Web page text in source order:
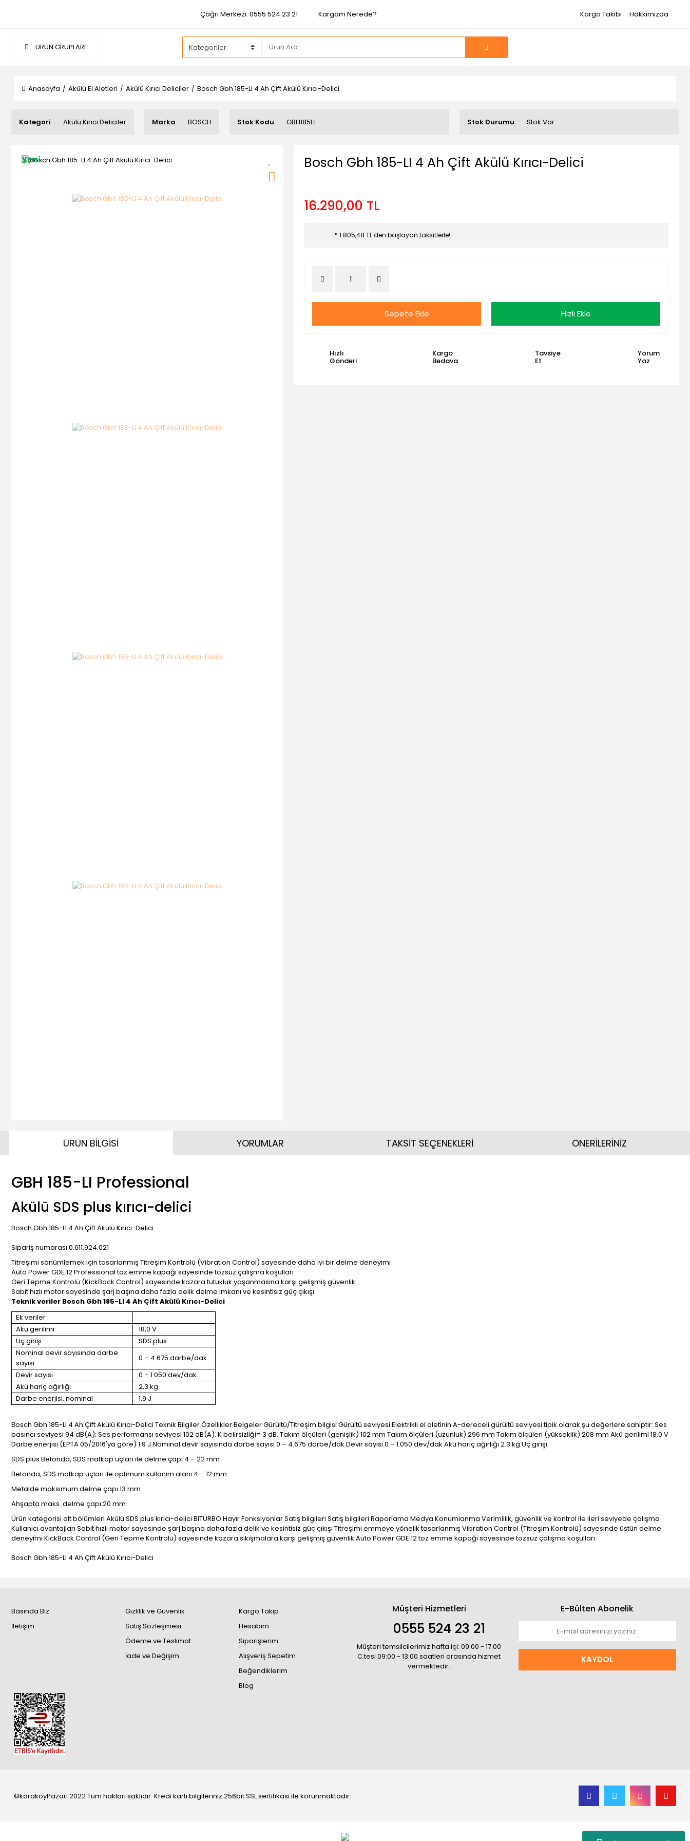
Çağrı Merkezi: 0555 524 23 21 Kargom Nerede? Kargo Takibi Hakkımızda
ÜRÜN GRUPLARI
Anasayfa Akülü El Aletleri Akülü Kırıcı Deliciler Bosch Gbh 185-LI 4 Ah Çift Akülü Kırıcı-Delici
Kategori Akülü Kırıcı Deliciler Marka BOSCH Stok Kodu GBH185Lİ Stok Durumu Stok Var
Yeni Bosch Gbh 185-LI 4 Ah Çift Akülü Kırıcı-Delici
16.290,00 TL
* 1.805,48 TL den başlayan taksitlerle!
Sepete Ekle Hızlı Ekle
Hızlı
Gönderi
Kargo
Bedava
Tavsiye
Et
Yorum
Yaz
ÜRÜN BİLGİSİ
GBH 185-LI Professional
Akülü SDS plus kırıcı-delici
Bosch Gbh 185-LI 4 Ah Çift Akülü Kırıcı-Delici
Sipariş numarası 0.611.924.021
Titreşimi sönümlemek için tasarlanmış Titreşim Kontrolü (Vibration Control) sayesinde daha iyi bir delme deneyimi
Auto Power GDE 12 Professional toz emme kapağı sayesinde tozsuz çalışma koşulları
Geri Tepme Kontrolü (KickBack Control) sayesinde kazara tutukluk yaşanmasına karşı gelişmiş güvenlik
Sabit hızlı motor sayesinde şarj başına daha fazla delik delme imkanı ve kesintisiz güç çıkışı
Teknik veriler Bosch Gbh 185-LI 4 Ah Çift Akülü Kırıcı-Delici
Ek veriler
Akü gerilimi
18,0 V
Uç girişi
SDS plus
Nominal devir sayısında darbe
sayısı
0 – 4.675 darbe/dak
Devir sayısı
0 – 1.050 dev/dak
Akü hariç ağırlığı
2,3 kg
Darbe enerjisi, nominal
1,9 J
Bosch Gbh 185-LI 4 Ah Çift Akülü Kırıcı-Delici Teknik Bilgiler Özellikler Belgeler Gürültü/Titreşim bilgisi Gürültü seviyesi Elektrikli el aletinin A-dereceli gürültü seviyesi tipik olarak şu değerlere sahiptir: Ses
basıncı seviyesi 94 dB(A); Ses performansı seviyesi 102 dB(A). K belirsizliği= 3 dB. Takım ölçüleri (genişlik) 102 mm Takım ölçüleri (uzunluk) 296 mm Takım ölçüleri (yükseklik) 208 mm Akü gerilimi 18,0 V
Darbe enerjisi (EPTA 05/2016'ya göre) 1.9 J Nominal devir sayısında darbe sayısı 0 – 4.675 darbe/dak Devir sayısı 0 – 1.050 dev/dak Akü hariç ağırlığı 2.3 kg Uç girişi
SDS plus Betonda, SDS matkap uçları ile delme çapı 4 – 22 mm
Betonda, SDS matkap uçları ile optimum kullanım alanı 4 – 12 mm
Metalde maksimum delme çapı 13 mm
Ahşapta maks. delme çapı 20 mm
Ürün kategorisi alt bölümleri Akülü SDS plus kırıcı-delici BITURBO Hayır Fonksiyonlar Satış bilgileri Satış bilgileri Raporlama Medya Konumlanma Verimlilik, güvenlik ve kontrol ile ileri seviyede çalışma
Kullanıcı avantajları Sabit hızlı motor sayesinde şarj başına daha fazla delik ve kesintisiz güç çıkışı Titreşimi emmeye yönelik tasarlanmış Vibration Control (Titreşim Kontrolü) sayesinde üstün delme
deneyimi KickBack Control (Geri Tepme Kontrolü) sayesinde kazara sıkışmalara karşı gelişmiş güvenlik Auto Power GDE 12 toz emme kapağı sayesinde tozsuz çalışma koşulları
Bosch Gbh 185-LI 4 Ah Çift Akülü Kırıcı-Delici
YORUMLAR TAKSİT SEÇENEKLERİ ÖNERİLERİNİZ
Basında Biz
İletişim
Gizlilik ve Güvenlik
Satış Sözleşmesi
Ödeme ve Teslimat
İade ve Değişim
Kargo Takip
Hesabım
Siparişlerim
Alışveriş Sepetim
Beğendiklerim
Blog
Müşteri Hizmetleri
0555 524 23 21
Müşteri temsilcilerimiz hafta içi: 09:00 - 17:00
C.tesi 09:00 - 13:00 saatleri arasında hizmet
vermektedir.
E-Bülten Abonelik
KAYDOL
©karaköyPazarı 2022 Tüm hakları saklıdır. Kredi kartı bilgileriniz 256bit SSL sertifikası ile korunmaktadır.